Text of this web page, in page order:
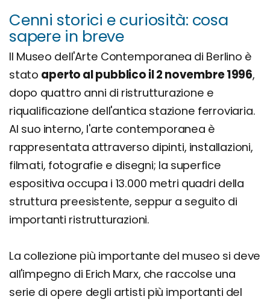
Cenni storici e curiosità: cosa
sapere in breve
Il Museo dell'Arte Contemporanea di Berlino è
stato aperto al pubblico il 2 novembre 1996,
dopo quattro anni di ristrutturazione e
riqualificazione dell'antica stazione ferroviaria.
Al suo interno, l'arte contemporanea è
rappresentata attraverso dipinti, installazioni,
filmati, fotografie e disegni; la superfice
espositiva occupa i 13.000 metri quadri della
struttura preesistente, seppur a seguito di
importanti ristrutturazioni.
La collezione più importante del museo si deve
all'impegno di Erich Marx, che raccolse una
serie di opere degli artisti più importanti del